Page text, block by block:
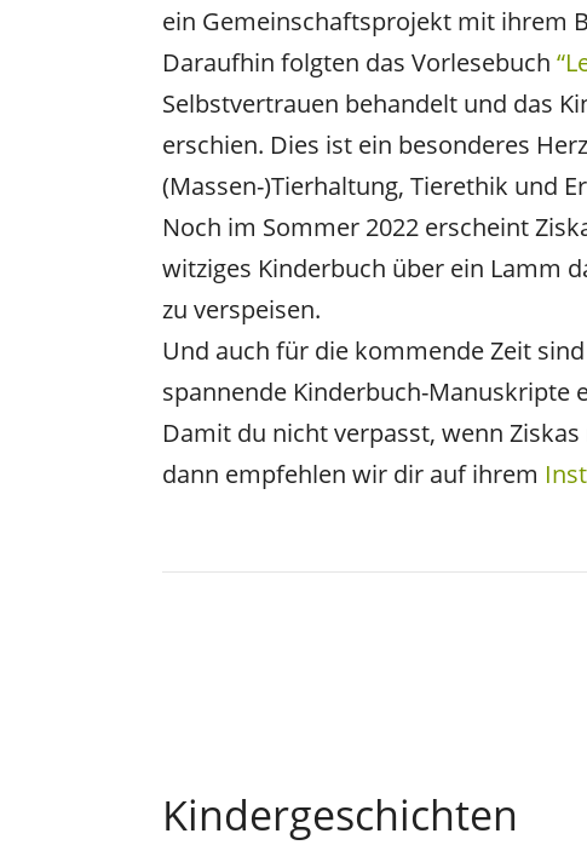
ein Gemeinschaftsprojekt mit ihrem
Daraufhin folgten das Vorlesebuch
Selbstvertrauen behandelt und das
erschien. Dies ist ein besonderes
(Massen-)Tierhaltung, Tierethik und
Noch im Sommer 2022 erscheint
witziges Kinderbuch über ein Lamm
zu verspeisen.
Und auch für die kommende Zeit
spannende Kinderbuch-Manuskripte
Damit du nicht verpasst, wenn
dann empfehlen wir dir auf ihrem
Kindergeschichten